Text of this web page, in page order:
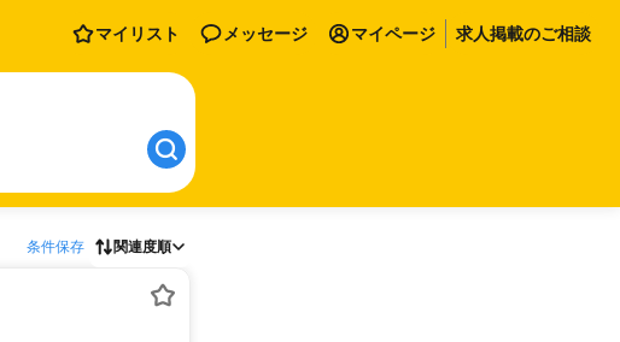
マイリスト メッセージ マイページ 求人掲載のご相談
条件保存 関連度順